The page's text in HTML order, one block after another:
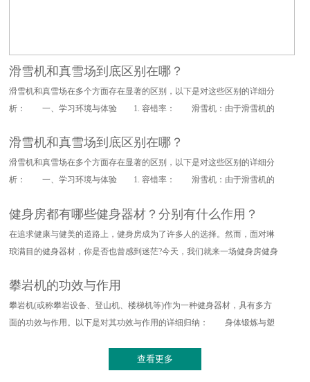
滑雪机和真雪场到底区别在哪？
雪机和真雪场在多个方面存在显著的区别，以下是对这些区别的详细分
析： 一、学习环境与体验 1. 容错率： 滑雪机：由于滑雪机的
滑雪机和真雪场到底区别在哪？
雪机和真雪场在多个方面存在显著的区别，以下是对这些区别的详细分
析： 一、学习环境与体验 1. 容错率： 滑雪机：由于滑雪机的
健身房都有哪些健身器材？分别有什么作用？
追求健康与健美的道路上，健身房成为了许多人的选择。然而，面对琳
琅满目的健身器材，你是否也曾感到迷茫?今天，我们就来一场健身房健身
攀岩机的功效与作用
岩机(或称攀岩设备、登山机、楼梯机等)作为一种健身器材，具有多方
面的功效与作用。以下是对其功效与作用的详细归纳： 身体锻炼与塑
查看更多